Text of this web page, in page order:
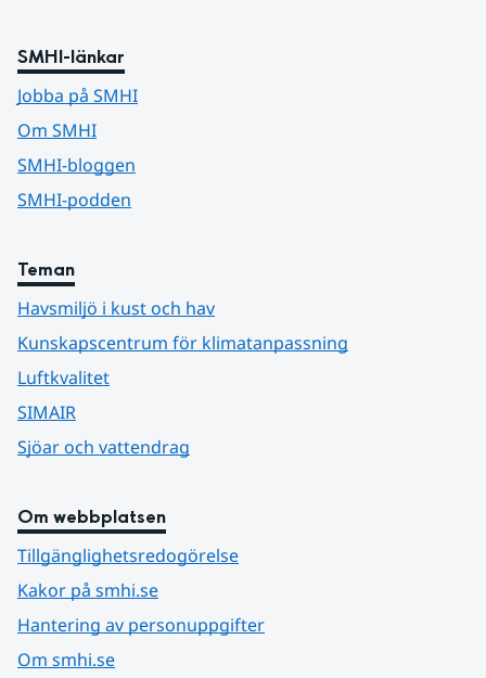
SMHI-länkar
Jobba på SMHI
Om SMHI
SMHI-bloggen
SMHI-podden
Teman
Havsmiljö i kust och hav
Kunskapscentrum för klimatanpassning
Luftkvalitet
SIMAIR
Sjöar och vattendrag
Om webbplatsen
Tillgänglighetsredogörelse
Kakor på smhi.se
Hantering av personuppgifter
Om smhi.se